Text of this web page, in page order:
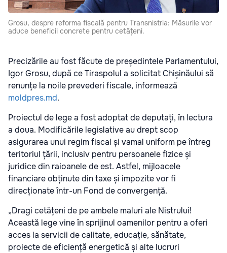
Grosu, despre reforma fiscală pentru Transnistria: Măsurile vor
aduce beneficii concrete pentru cetățeni.
Precizările au fost făcute de președintele Parlamentului,
Igor Grosu, după ce Tiraspolul a solicitat Chișinăului să
renunțe la noile prevederi fiscale, informează
moldpres.md.
Proiectul de lege a fost adoptat de deputați, în lectura
a doua. Modificările legislative au drept scop
asigurarea unui regim fiscal și vamal uniform pe întreg
teritoriul țării, inclusiv pentru persoanele fizice și
juridice din raioanele de est. Astfel, mijloacele
financiare obținute din taxe și impozite vor fi
direcționate într-un Fond de convergență.
„Dragi cetățeni de pe ambele maluri ale Nistrului!
Această lege vine în sprijinul oamenilor pentru a oferi
acces la servicii de calitate, educație, sănătate,
proiecte de eficiență energetică și alte lucruri